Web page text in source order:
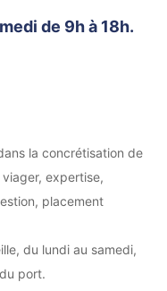
de 9h à 18h.
la concrétisation de
expertise,
placement
du lundi au samedi,
port.